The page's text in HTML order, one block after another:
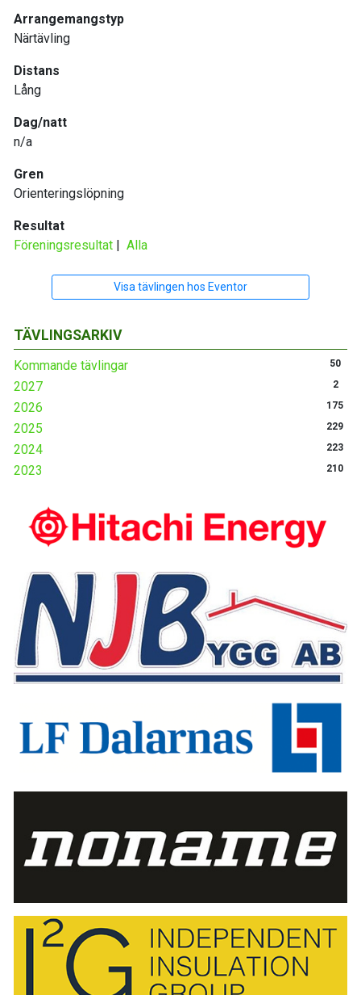
TÄVLINGSARKIV
Kommande tävlingar 50
2027 2
2026 175
2025 229
2024 223
2023 210
Arrangemangstyp
Närtävling
Distans
Lång
Dag/natt
n/a
Gren
Orienteringslöpning
Resultat
Föreningsresultat | Alla
Visa tävlingen hos Eventor